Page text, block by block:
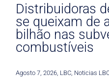
Distribuidoras
se queixam de
bilhão nas
combustíveis
Agosto 7, 2026 LBC Noticias